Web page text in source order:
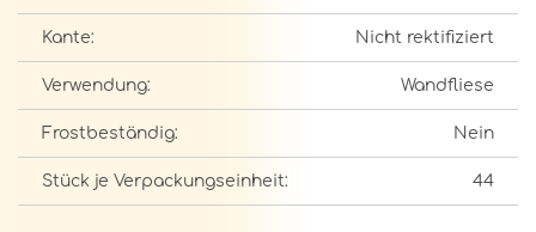
Kante: Nicht rektifiziert
Verwendung: Wandfliese
Frostbeständig: Nein
Stück je Verpackungseinheit: 44